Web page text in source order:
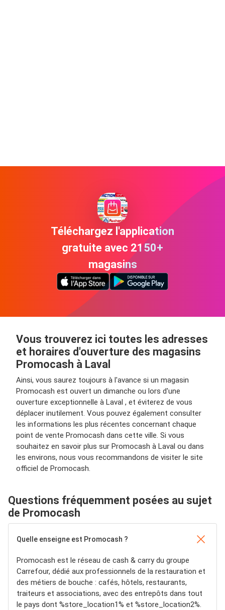
Téléchargez l'application
gratuite avec 2150+
magasins
Vous trouverez ici toutes les adresses
et horaires d'ouverture des magasins
Promocash à Laval
Ainsi, vous saurez toujours à l'avance si un magasin
Promocash est ouvert un dimanche ou lors d'une
ouverture exceptionnelle à Laval , et éviterez de vous
déplacer inutilement. Vous pouvez également consulter
les informations les plus récentes concernant chaque
point de vente Promocash dans cette ville. Si vous
souhaitez en savoir plus sur Promocash à Laval ou dans
les environs, nous vous recommandons de visiter le site
officiel de Promocash.
Questions fréquemment posées au sujet
de Promocash
Quelle enseigne est Promocash ?
Promocash est le réseau de cash & carry du groupe
Carrefour, dédié aux professionnels de la restauration et
des métiers de bouche : cafés, hôtels, restaurants,
traiteurs et associations, avec des entrepôts dans tout
le pays dont %store_location1% et %store_location2%.